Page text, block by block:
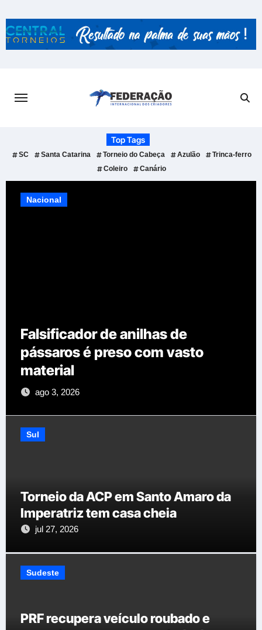
content
Top Tags
SC Santa Catarina Torneio do Cabeça Azulão
Trinca-ferro
Coleiro
Canário
Nacional
Falsificador de anilhas de
pássaros é preso com vasto
material
ago 3, 2026
Sul
Torneio da ACP em Santo Amaro da
Imperatriz tem casa cheia
jul 27, 2026
Sudeste
PRF recupera veículo roubado e